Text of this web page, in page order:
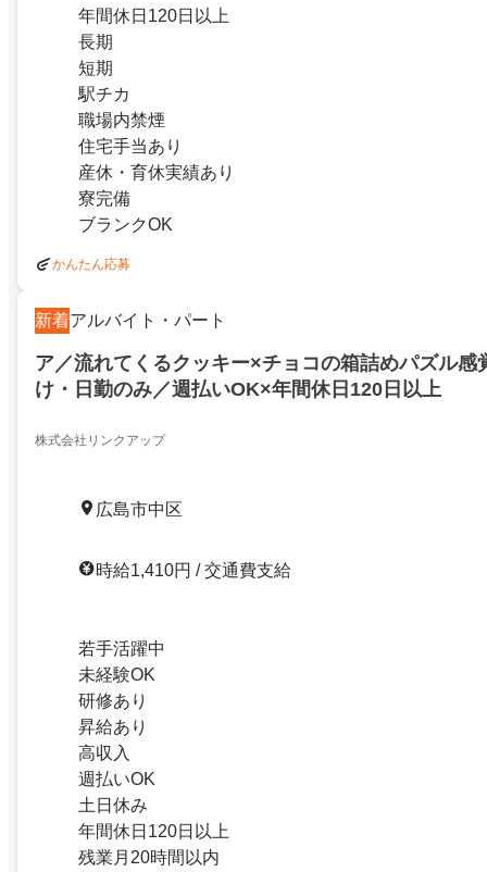
年間休日120日以上
長期
短期
駅チカ
職場内禁煙
住宅手当あり
産休・育休実績あり
寮完備
ブランクOK
かんたん応募
新着アルバイト・パート
ア／流れてくるクッキー×チョコの箱詰めパズル感
け・日勤のみ／週払いOK×年間休日120日以上
株式会社リンクアップ
広島市中区
時給1,410円 / 交通費支給
若手活躍中
未経験OK
研修あり
昇給あり
高収入
週払いOK
土日休み
年間休日120日以上
残業月20時間以内